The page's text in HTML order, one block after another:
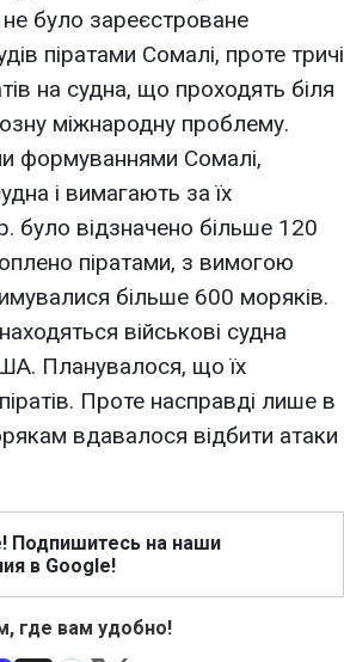
було зареєстроване
піратами Сомалі, проте тричі
на судна, що проходять біля
міжнародну проблему.
формуваннями Сомалі,
і вимагають за їх
було відзначено більше 120
піратами, з вимогою
більше 600 моряків.
військові судна
Планувалося, що їх
Проте насправді лише в
вдавалося відбити атаки
Подпишитесь на наши
в Google!
где вам удобно!